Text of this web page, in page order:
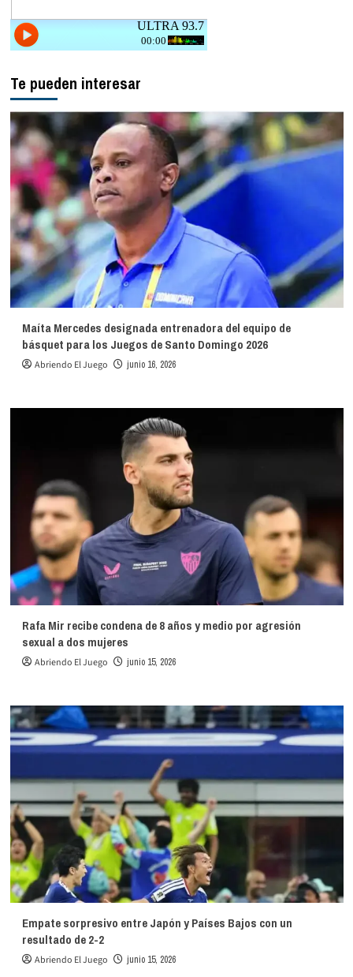
Te pueden interesar
Maíta Mercedes designada entrenadora del equipo de
básquet para los Juegos de Santo Domingo 2026
Abriendo El Juego junio 16, 2026
Rafa Mir recibe condena de 8 años y medio por agresión
sexual a dos mujeres
Abriendo El Juego junio 15, 2026
Empate sorpresivo entre Japón y Países Bajos con un
resultado de 2-2
Abriendo El Juego junio 15, 2026